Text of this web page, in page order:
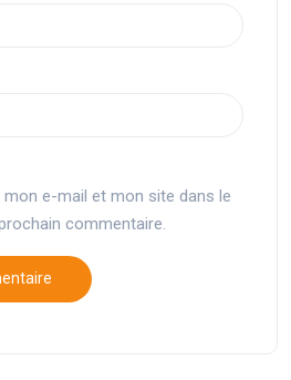
e-mail et mon site dans le
commentaire.